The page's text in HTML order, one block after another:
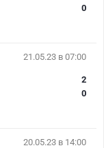
0
21.05.23 в 07:00
2
0
20.05.23 в 14:00